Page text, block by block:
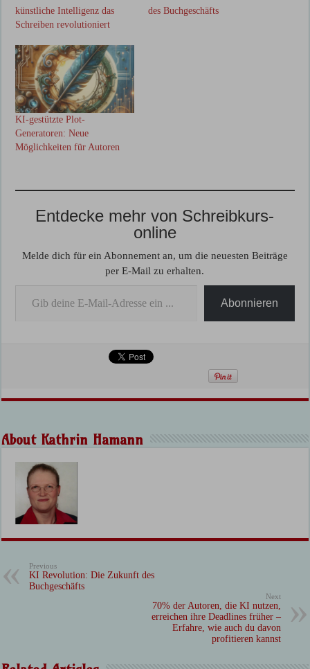
künstliche Intelligenz das
Schreiben revolutioniert
des Buchgeschäfts
KI-gestützte Plot-
Generatoren: Neue
Möglichkeiten für Autoren
Entdecke mehr von Schreibkurs-
online
Melde dich für ein Abonnement an, um die neuesten Beiträge
per E-Mail zu erhalten.
Abonnieren
About Kathrin Hamann
Previous
KI Revolution: Die Zukunft des
Buchgeschäfts
Next
70% der Autoren, die KI nutzen,
erreichen ihre Deadlines früher –
Erfahre, wie auch du davon
profitieren kannst